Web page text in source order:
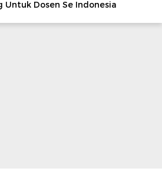
Dosen Se Indonesia